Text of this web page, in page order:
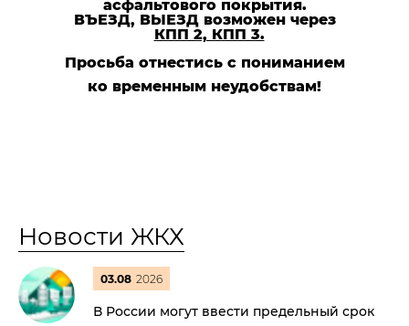
асфальтового покрытия.
ВЪЕЗД, ВЫЕЗД возможен через
КПП 2, КПП 3.
Просьба отнестись с пониманием
ко временным неудобствам!
Новости ЖКХ
03.08 2026
В России могут ввести предельный срок